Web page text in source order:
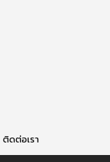
ติดต่อเรา